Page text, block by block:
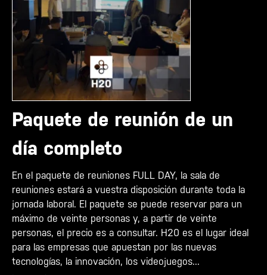
Paquete de reunión de un
día completo
En el paquete de reuniones FULL DAY, la sala de
reuniones estará a vuestra disposición durante toda la
jornada laboral. El paquete se puede reservar para un
máximo de veinte personas y, a partir de veinte
personas, el precio es a consultar. H20 es el lugar ideal
para las empresas que apuestan por las nuevas
tecnologías, la innovación, los videojuegos...